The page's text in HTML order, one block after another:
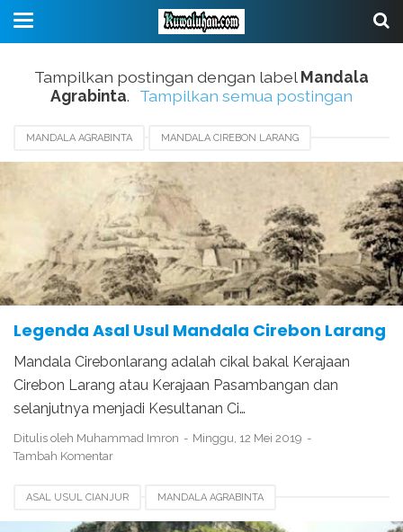
Tampilkan postingan dengan labelMandala
Agrabinta. Tampilkan semua postingan
MANDALA AGRABINTA MANDALA CIREBON LARANG
PENDIRI CIREBON SEJARAH
Legenda Asal Usul Mandala Cirebon Larang
Mandala Cirebonlarang adalah cikal bakal Kerajaan
Cirebon Larang atau Kerajaan Pasambangan dan
selanjutnya menjadi Kesultanan Ci…
Ditulis oleh Muhammad Imron
Minggu, 12 Mei 2019
Tambah Komentar
ASAL USUL CIANJUR MANDALA AGRABINTA
SEJARAH 4 MAZHAB